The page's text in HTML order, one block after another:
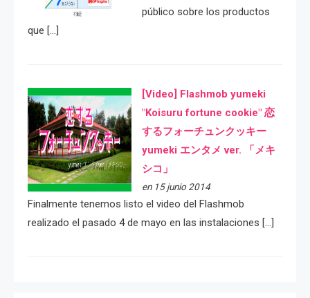
público sobre los productos
que […]
[Video] Flashmob yumeki
"Koisuru fortune cookie" 恋
するフォーチュンクッキー
yumeki エンタメ ver. 「メキ
シコ」
en 15 junio 2014
Finalmente tenemos listo el video del Flashmob
realizado el pasado 4 de mayo en las instalaciones […]